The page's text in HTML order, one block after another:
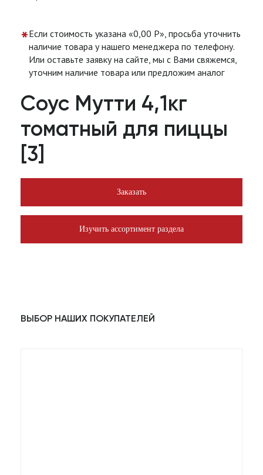
Соус Мутти 4,1кг
томатный для пиццы
[3]
*Если стоимость указана «0,00 Р», просьба уточнить
наличие товара у нашего менеджера по телефону.
Или оставьте заявку на сайте, мы с Вами свяжемся,
уточним наличие товара или предложим аналог
Заказать
Изучить ассортимент раздела
ВЫБОР НАШИХ ПОКУПАТЕЛЕЙ